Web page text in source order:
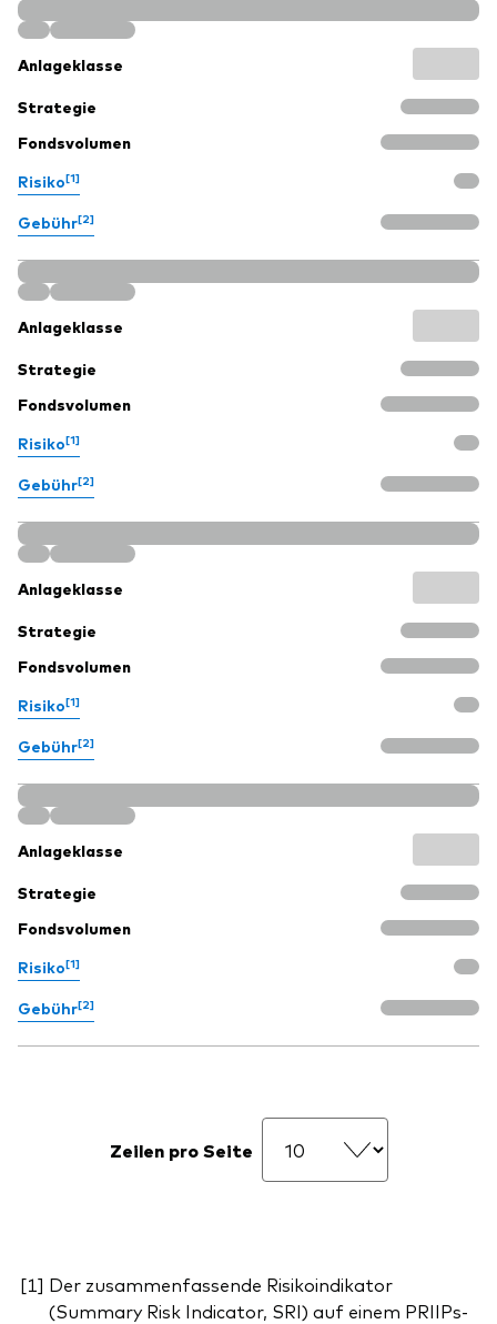
Anlageklasse
Strategie
Fondsvolumen
Risiko[1]
Gebühr[2]
Anlageklasse
Strategie
Fondsvolumen
Risiko[1]
Gebühr[2]
Anlageklasse
Strategie
Fondsvolumen
Risiko[1]
Gebühr[2]
Anlageklasse
Strategie
Fondsvolumen
Risiko[1]
Gebühr[2]
Zeilen pro Seite
Der zusammenfassende Risikoindikator
(Summary Risk Indicator, SRI) auf einem PRIIPs-